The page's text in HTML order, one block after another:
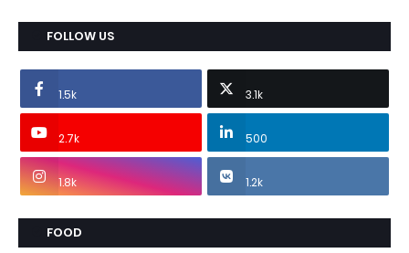
FOLLOW US
1.5k 3.1k
2.7k 500
1.8k 1.2k
FOOD